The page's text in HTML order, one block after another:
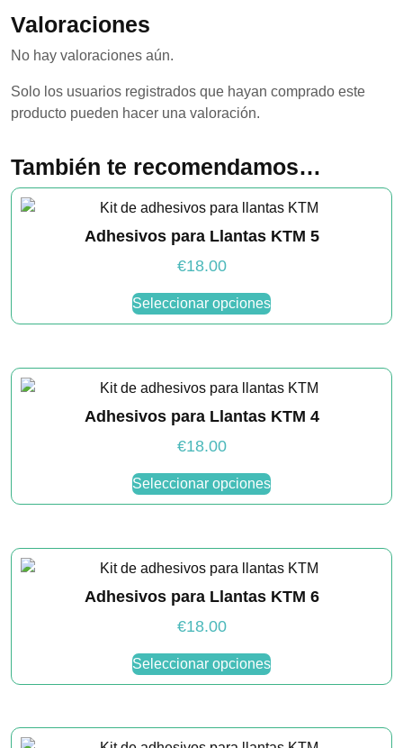
Valoraciones
No hay valoraciones aún.
Solo los usuarios registrados que hayan comprado este
producto pueden hacer una valoración.
También te recomendamos…
Adhesivos para Llantas KTM 5
€18.00
Seleccionar opcionesproducto
Las
opciones
elegir
en
página
de
producto
Adhesivos para Llantas KTM 4
€18.00
Seleccionar opcionesproducto
Las
opciones
elegir
en
página
Adhesivos para Llantas KTM 6
€18.00
Seleccionar opcionesproducto